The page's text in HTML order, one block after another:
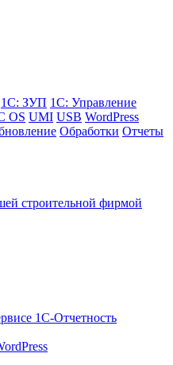
1С: ЗУП 1С: Управление
OS UMI USB WordPress
Обработки Отчеты
строительной фирмой
1С-Отчетность